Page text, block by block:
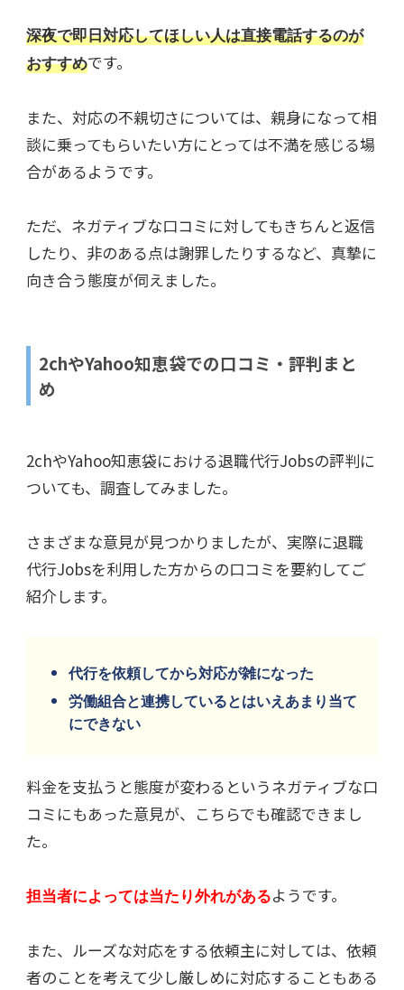
深夜で即日対応してほしい人は直接電話するのが
おすすめです。
また、対応の不親切さについては、親身になって相
談に乗ってもらいたい方にとっては不満を感じる場
合があるようです。
ただ、ネガティブな口コミに対してもきちんと返信
したり、非のある点は謝罪したりするなど、真摯に
向き合う態度が伺えました。
2chやYahoo知恵袋での口コミ・評判まと
め
2chやYahoo知恵袋における退職代行Jobsの評判に
ついても、調査してみました。
さまざまな意見が見つかりましたが、実際に退職
代行Jobsを利用した方からの口コミを要約してご
紹介します。
代行を依頼してから対応が雑になった
労働組合と連携しているとはいえあまり当て
にできない
料金を支払うと態度が変わるというネガティブな口
コミにもあった意見が、こちらでも確認できまし
た。
担当者によっては当たり外れがあるようです。
また、ルーズな対応をする依頼主に対しては、依頼
者のことを考えて少し厳しめに対応することもある